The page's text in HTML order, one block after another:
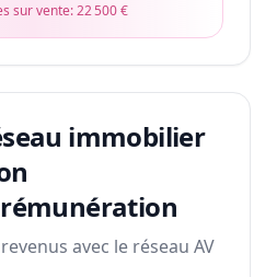
sur vente:22 500 €
immobilier
avec le réseau AV